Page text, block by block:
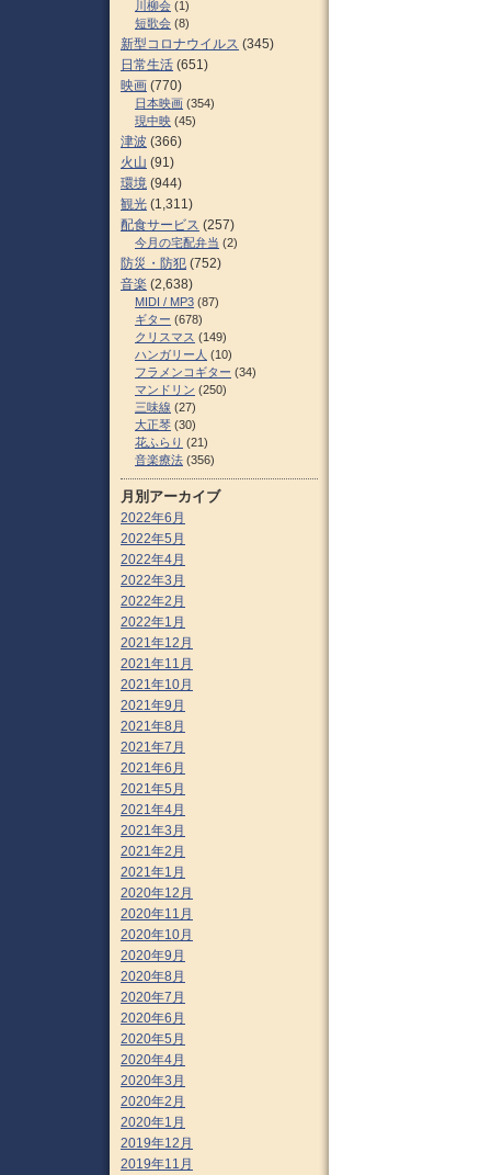
川柳会 (1)
短歌会 (8)
新型コロナウイルス (345)
日常生活 (651)
映画 (770)
日本映画 (354)
現中映 (45)
津波 (366)
火山 (91)
環境 (944)
観光 (1,311)
配食サービス (257)
今月の宅配弁当 (2)
防災・防犯 (752)
音楽 (2,638)
MIDI / MP3 (87)
ギター (678)
クリスマス (149)
ハンガリー人 (10)
フラメンコギター (34)
マンドリン (250)
三味線 (27)
大正琴 (30)
花ふらり (21)
音楽療法 (356)
月別アーカイブ
2022年6月
2022年5月
2022年4月
2022年3月
2022年2月
2022年1月
2021年12月
2021年11月
2021年10月
2021年9月
2021年8月
2021年7月
2021年6月
2021年5月
2021年4月
2021年3月
2021年2月
2021年1月
2020年12月
2020年11月
2020年10月
2020年9月
2020年8月
2020年7月
2020年6月
2020年5月
2020年4月
2020年3月
2020年2月
2020年1月
2019年12月
2019年11月